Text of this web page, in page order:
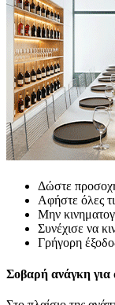
Δώστε
Αφήστε όλες
Μην
Συνέχισε να
Γρήγορη
Σοβαρή ανάγκη